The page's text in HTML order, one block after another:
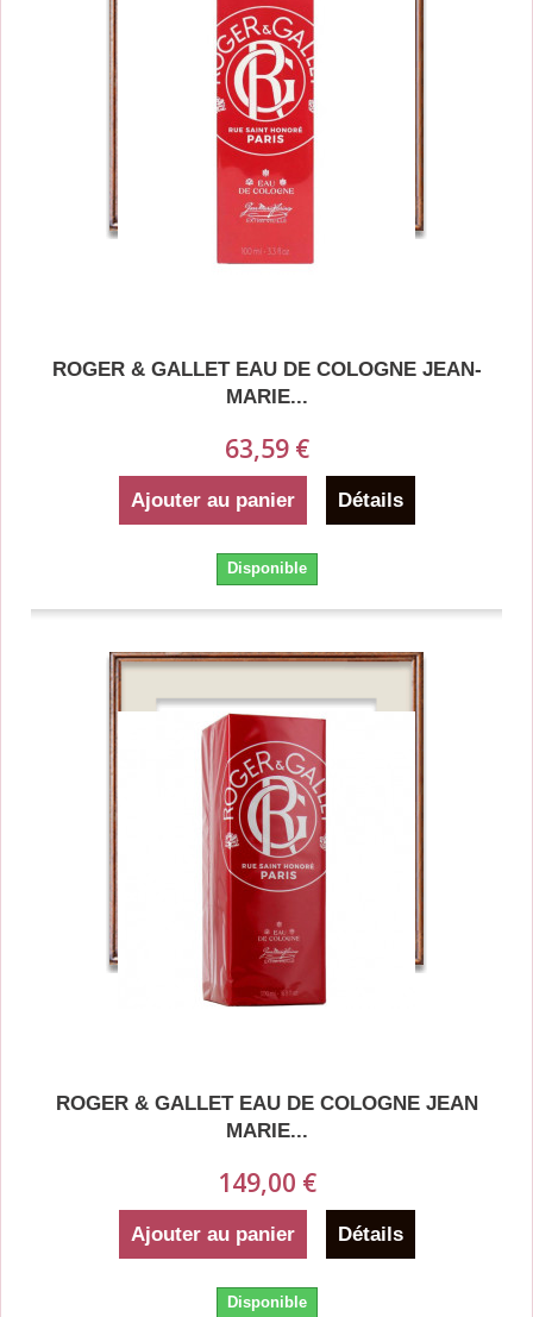
ROGER & GALLET EAU DE COLOGNE JEAN-
MARIE...
63,59 €
Ajouter au panier Détails
Disponible
ROGER & GALLET EAU DE COLOGNE JEAN
MARIE...
149,00 €
Ajouter au panier Détails
Disponible